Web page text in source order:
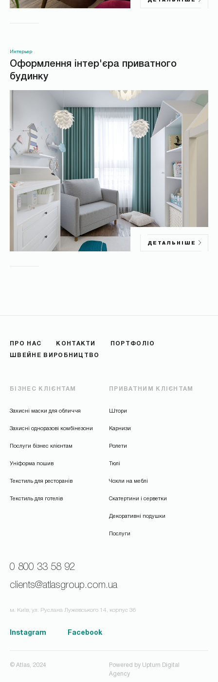
Интерьер
Оформлення інтер'єра приватного
будинку
ДЕТАЛЬНІШЕ
ПРО НАС КОНТАКТИ
ПОРТФОЛІО
ШВЕЙНЕ ВИРОБНИЦТВО
БІЗНЕС КЛІЄНТАМ
Захисні маски для обличчя
Захисні одноразові комбінезони
Послуги бізнес клієнтам
Уніформа пошив
Текстиль для ресторанів
Текстиль для готелів
ПРИВАТНИМ КЛІЄНТАМ
Штори
Карнизи
Ролети
Тюлі
Чохли на меблі
Скатертини і серветки
Декоративні подушки
Послуги
0 800 33 58 92
clients@atlasgroup.com.ua
м. Київ, ул. Руслана Лужевського 14, корпус 3б
Instagram Facebook
© Atlas, 2024 Powered by Upturn Digital
Agency